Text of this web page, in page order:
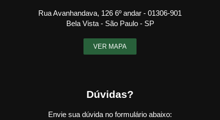
Rua Avanhandava, 126 6º andar - 01306-901
Bela Vista - São Paulo - SP
VER MAPA
Dúvidas?
Envie sua dúvida no formulário abaixo: